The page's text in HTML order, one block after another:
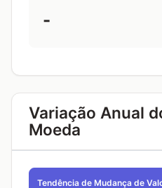
-
Variação Anual
Moeda
Tendência de Mudança de